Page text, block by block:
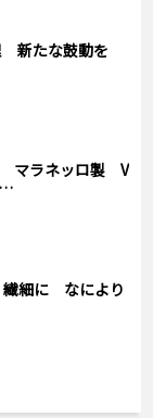
新たな鼓動を
マラネッロ製 V
細に なにより